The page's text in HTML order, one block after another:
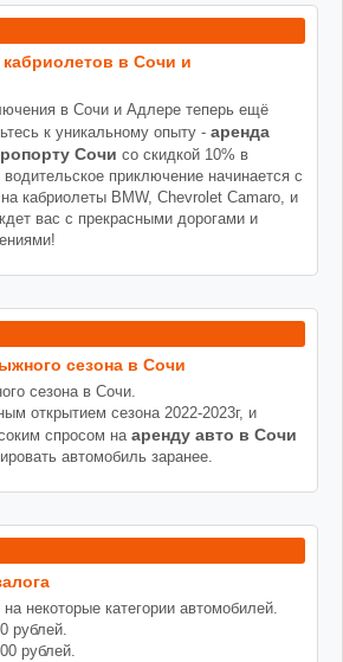
кабриолетов в Сочи и
в Сочи и Адлере теперь ещё
к уникальному опыту - аренда
Сочи со скидкой 10% в
приключение начинается с
кабриолеты BMW, Chevrolet Camaro, и
вас с прекрасными дорогами и
сезона в Сочи
сезона в Сочи.
открытием сезона 2022-2023г, и
спросом на аренду авто в Сочи
автомобиль заранее.
некоторые категории автомобилей.
рублей.
рублей.